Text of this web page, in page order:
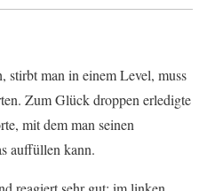
stirbt man in einem Level, muss
Zum Glück droppen erledigte
mit dem man seinen
auffüllen kann.